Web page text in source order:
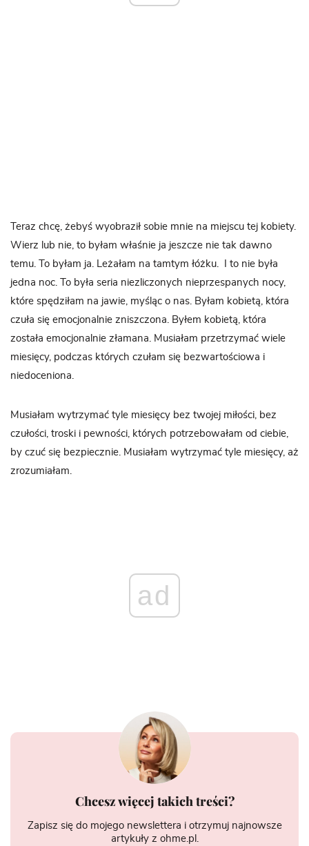
Teraz chcę, żebyś wyobraził sobie mnie na miejscu tej kobiety.
Wierz lub nie, to byłam właśnie ja jeszcze nie tak dawno
temu. To byłam ja. Leżałam na tamtym łóżku.
I to nie była
jedna noc. To była seria niezliczonych nieprzespanych nocy,
które spędziłam na jawie, myśląc o nas. Byłam kobietą, która
czuła się emocjonalnie zniszczona. Byłem kobietą, która
została emocjonalnie złamana. Musiałam przetrzymać wiele
miesięcy, podczas których czułam się bezwartościowa i
niedoceniona.
Musiałam wytrzymać tyle miesięcy bez twojej miłości, bez
czułości, troski i pewności, których potrzebowałam od ciebie,
by czuć się bezpiecznie. Musiałam wytrzymać tyle miesięcy, aż
zrozumiałam.
ad
Chcesz więcej takich treści?
Zapisz się do mojego newslettera i otrzymuj najnowsze
artykuły z ohme.pl.